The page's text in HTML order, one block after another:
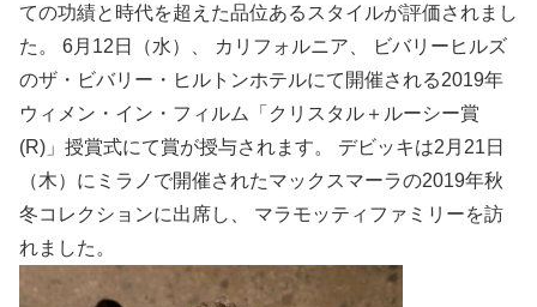
ての功績と時代を超えた品位あるスタイルが評価されまし
た。 6月12日（水）、 カリフォルニア、 ビバリーヒルズ
のザ・ビバリー・ヒルトンホテルにて開催される2019年
ウィメン・イン・フィルム「クリスタル＋ルーシー賞
(R)」授賞式にて賞が授与されます。 デビッキは2月21日
（木）にミラノで開催されたマックスマーラの2019年秋
冬コレクションに出席し、 マラモッティファミリーを訪
れました。